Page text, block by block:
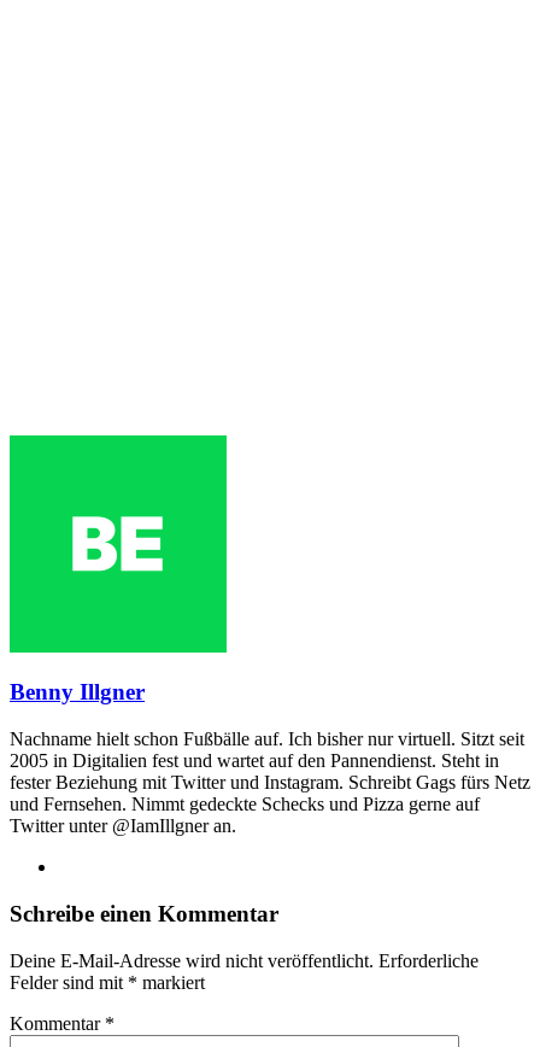
Benny Illgner
Nachname hielt schon Fußbälle auf. Ich bisher nur virtuell. Sitzt seit
2005 in Digitalien fest und wartet auf den Pannendienst. Steht in
fester Beziehung mit Twitter und Instagram. Schreibt Gags fürs Netz
und Fernsehen. Nimmt gedeckte Schecks und Pizza gerne auf
Twitter unter @IamIllgner an.
Schreibe einen Kommentar
Deine E-Mail-Adresse wird nicht veröffentlicht. Erforderliche
Felder sind mit * markiert
Kommentar *